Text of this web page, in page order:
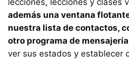
lecciones, lecciones y clases
además una ventana
nuestra lista de contactos,
otro programa de mensajería
ver sus estados y establecer